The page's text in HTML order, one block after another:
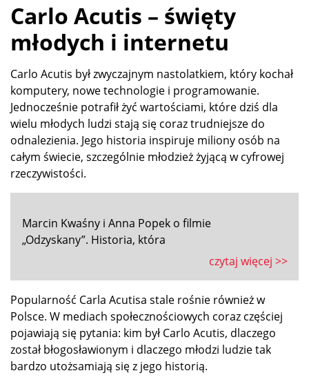
Carlo Acutis – święty
młodych i internetu
Carlo Acutis był zwyczajnym nastolatkiem, który kochał
komputery, nowe technologie i programowanie.
Jednocześnie potrafił żyć wartościami, które dziś dla
wielu młodych ludzi stają się coraz trudniejsze do
odnalezienia. Jego historia inspiruje miliony osób na
całym świecie, szczególnie młodzież żyjącą w cyfrowej
rzeczywistości.
Marcin Kwaśny i Anna Popek o filmie
„Odzyskany”. Historia, która
czytaj więcej >>
Popularność Carla Acutisa stale rośnie również w
Polsce. W mediach społecznościowych coraz częściej
pojawiają się pytania: kim był Carlo Acutis, dlaczego
został błogosławionym i dlaczego młodzi ludzie tak
bardzo utożsamiają się z jego historią.